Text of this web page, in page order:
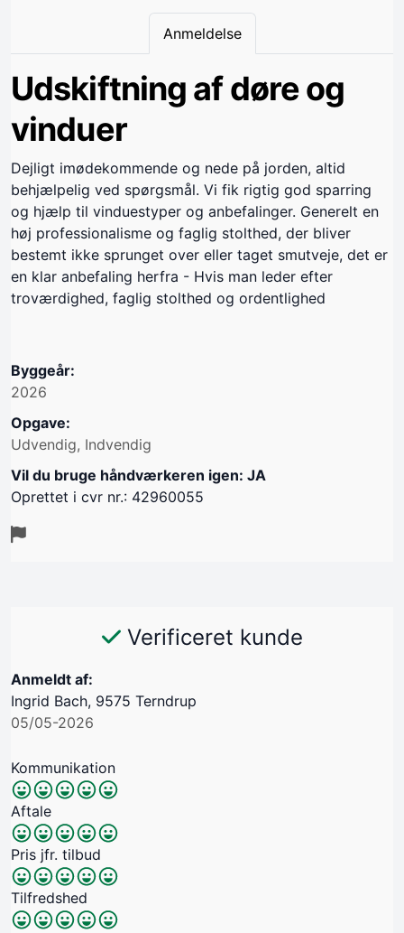
Anmeldelse
Udskiftning af døre og
vinduer
Dejligt imødekommende og nede på jorden, altid
behjælpelig ved spørgsmål. Vi fik rigtig god sparring
og hjælp til vinduestyper og anbefalinger. Generelt en
høj professionalisme og faglig stolthed, der bliver
bestemt ikke sprunget over eller taget smutveje, det er
en klar anbefaling herfra - Hvis man leder efter
troværdighed, faglig stolthed og ordentlighed
Byggeår:
2026
Opgave:
Udvendig, Indvendig
Vil du bruge håndværkeren igen: JA
Oprettet i cvr nr.: 42960055
Verificeret kunde
Anmeldt af:
Ingrid Bach, 9575 Terndrup
05/05-2026
Kommunikation
Aftale
Pris jfr. tilbud
Tilfredshed